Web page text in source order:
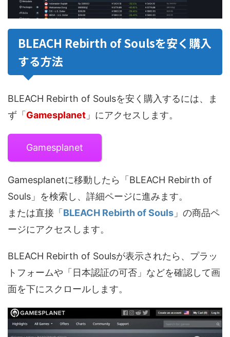
BLEACH Rebirth of Soulsを安く購入
する方法
BLEACH Rebirth of Soulsを安く購入するには、ま
ず「 Gamesplanet 」にアクセスします。
Gamesplanet
Gamesplanetに移動したら「BLEACH Rebirth of
Souls」を検索し、詳細ページに進みます。
または直接「 BLEACH Rebirth of Souls 」の商品ペ
ージにアクセスします。
BLEACH Rebirth of Soulsが表示されたら、プラッ
トフォームや「日本認証の可否」などを確認して画
面を下にスクロールします。